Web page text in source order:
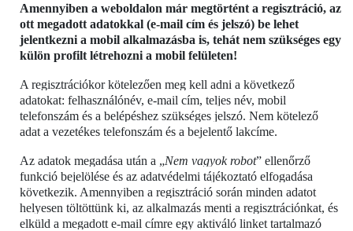
Amennyiben a weboldalon már megtörtént a regisztráció, az
ott megadott adatokkal (e-mail cím és jelszó) be lehet
jelentkezni a mobil alkalmazásba is, tehát nem szükséges egy
külön profilt létrehozni a mobil felületen!
A regisztrációkor kötelezően meg kell adni a következő
adatokat: felhasználónév, e-mail cím, teljes név, mobil
telefonszám és a belépéshez szükséges jelszó. Nem kötelező
adat a vezetékes telefonszám és a bejelentő lakcíme.
Az adatok megadása után a „Nem vagyok robot” ellenőrző
funkció bejelölése és az adatvédelmi tájékoztató elfogadása
következik. Amennyiben a regisztráció során minden adatot
helyesen töltöttünk ki, az alkalmazás menti a regisztrációnkat, és
elküld a megadott e-mail címre egy aktiváló linket tartalmazó